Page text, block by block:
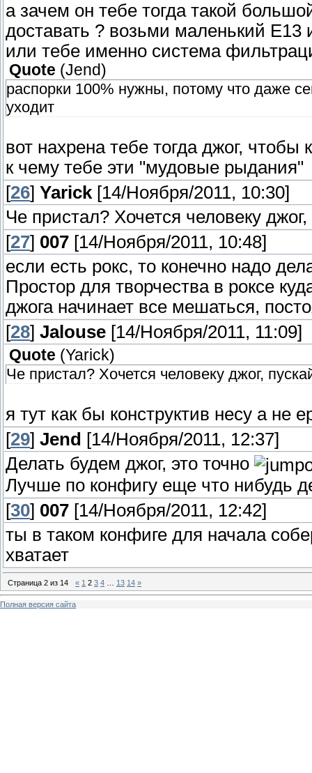
а зачем он тебе тогда такой
доставать ? возьми маленький E13
или тебе именно система
Quote (Jend)
распорки 100% нужны, потому что даже
уходит
вот нахрена тебе тогда джог,
к чему тебе эти "мудовые рыдания"
[26] Yarick [14/Ноября/2011, 10:30]
Че пристал? Хочется человеку
[27] 007 [14/Ноября/2011, 10:48]
если есть рокс, то конечно надо
Простор для творчества в роксе
джога начинает все мешаться,
[28] Jalouse [14/Ноября/2011, 11:09]
Quote (Yarick)
Че пристал? Хочется человеку джог,
я тут как бы конструктив несу а не
[29] Jend [14/Ноября/2011, 12:37]
Делать будем джог, это точно
Лучше по конфигу еще что нибудь
[30] 007 [14/Ноября/2011, 12:42]
ты в таком конфиге для начала
хватает
Страница 2 из 14 « 1 2 3 4 13 14 »
Полная версия сайта